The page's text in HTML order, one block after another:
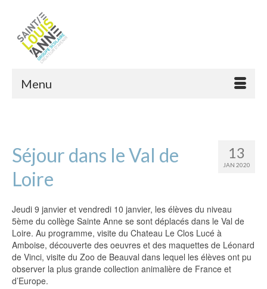
Menu
13
JAN 2020
Séjour dans le Val de
Loire
Jeudi 9 janvier et vendredi 10 janvier, les élèves du niveau
5ème du collège Sainte Anne se sont déplacés dans le Val de
Loire. Au programme, visite du Chateau Le Clos Lucé à
Amboise, découverte des oeuvres et des maquettes de Léonard
de Vinci, visite du Zoo de Beauval dans lequel les élèves ont pu
observer la plus grande collection animalière de France et
d’Europe.